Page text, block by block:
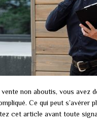
vente non aboutis, vous
Ce qui peut s’avérer
cet article avant toute